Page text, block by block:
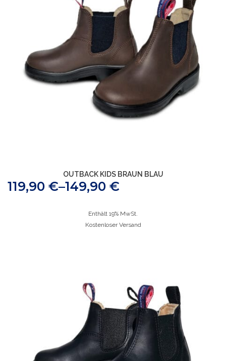
OUTBACK KIDS BRAUN BLAU
119,90 €–149,90 €
Enthält 19% MwSt.
Kostenloser Versand